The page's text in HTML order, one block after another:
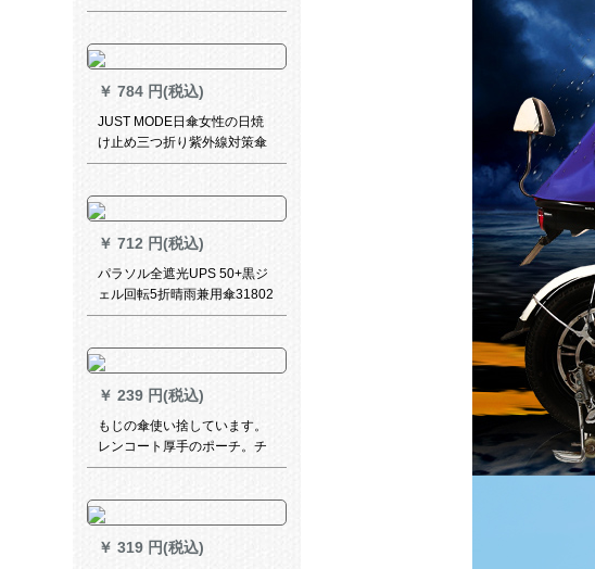
す。
￥ 784 円(税込)
JUST MODE日傘女性の日焼
け止め三つ折り紫外線対策傘
晴雨パリソ三つ折り
￥ 712 円(税込)
パラソル全遮光UPS 50+黒ジ
ェル回転5折晴雨兼用傘31802
Eピンク
￥ 239 円(税込)
もじの傘使い捨しています。
レンコート厚手のポーチ。チ
アウドア登山旅行使い捨ポー
JD 639
￥ 319 円(税込)